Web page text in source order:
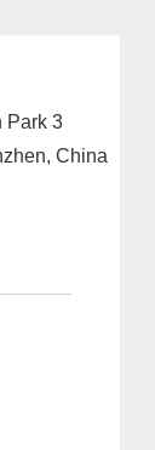
Park 3
China